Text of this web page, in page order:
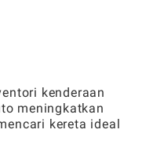
kenderaan
meningkatkan
kereta ideal